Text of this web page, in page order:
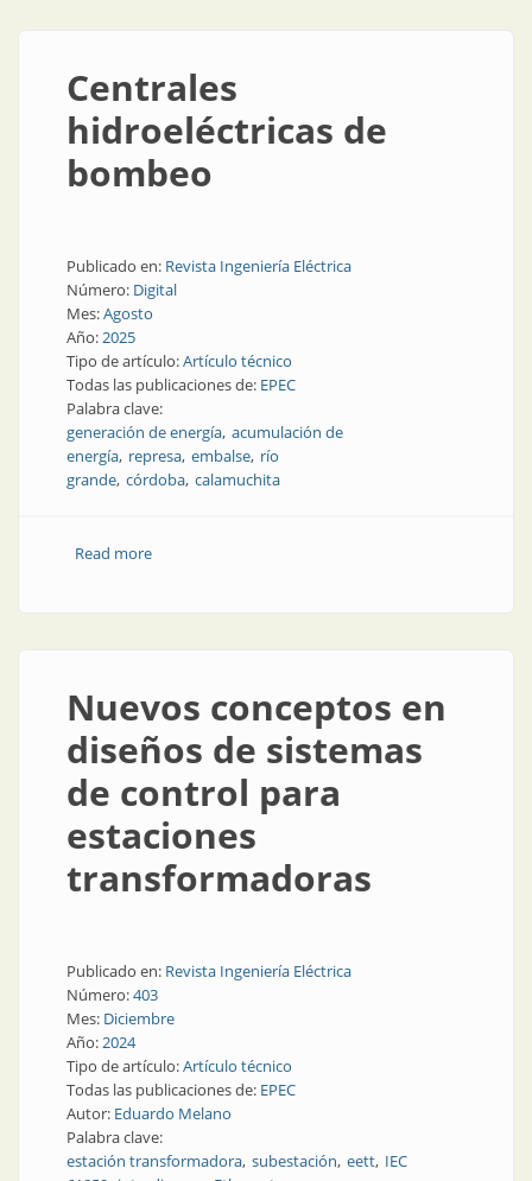
Centrales
hidroeléctricas de
bombeo
Publicado en: Revista Ingeniería Eléctrica
Número: Digital
Mes:Agosto
Año:2025
Tipo de artículo:Artículo técnico
Todas las publicaciones de: EPEC
Palabra clave:
generación de energía acumulación de
energía represa embalse río
grande córdoba calamuchita
Read moreabout Centrales hidroeléctricas de bombeo
Nuevos conceptos en
diseños de sistemas
de control para
estaciones
transformadoras
Publicado en: Revista Ingeniería Eléctrica
Número:403
Mes: Diciembre
Año:2024
Tipo de artículo:Artículo técnico
Todas las publicaciones de: EPEC
Autor: Eduardo Melano
Palabra clave:
estación transformadora subestación eett IEC